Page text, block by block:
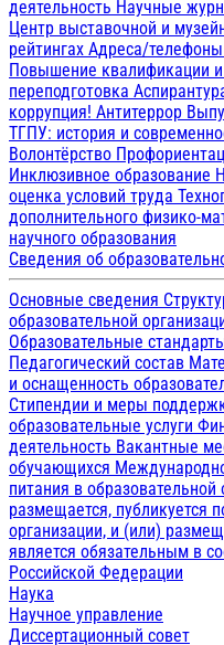
деятельность Научные
Центр выставочной и
рейтингах Адреса/телефоны
Повышение квалификации
переподготовка
коррупция! Антитеррор
ТГПУ: история и
Волонтёрство
Инклюзивное образование
оценка условий труда
дополнительного физико-
научного образования
Сведения об
Основные сведения
образовательной
Образовательные
Педагогический состав
и оснащенность
Стипендии и меры
образовательные услуги
деятельность Вакантные
обучающихся
питания в образовательной
размещается, публикуется
организации, и (или)
является обязательным в
Российской Федерации
Наука
Научное управление
Диссертационный совет